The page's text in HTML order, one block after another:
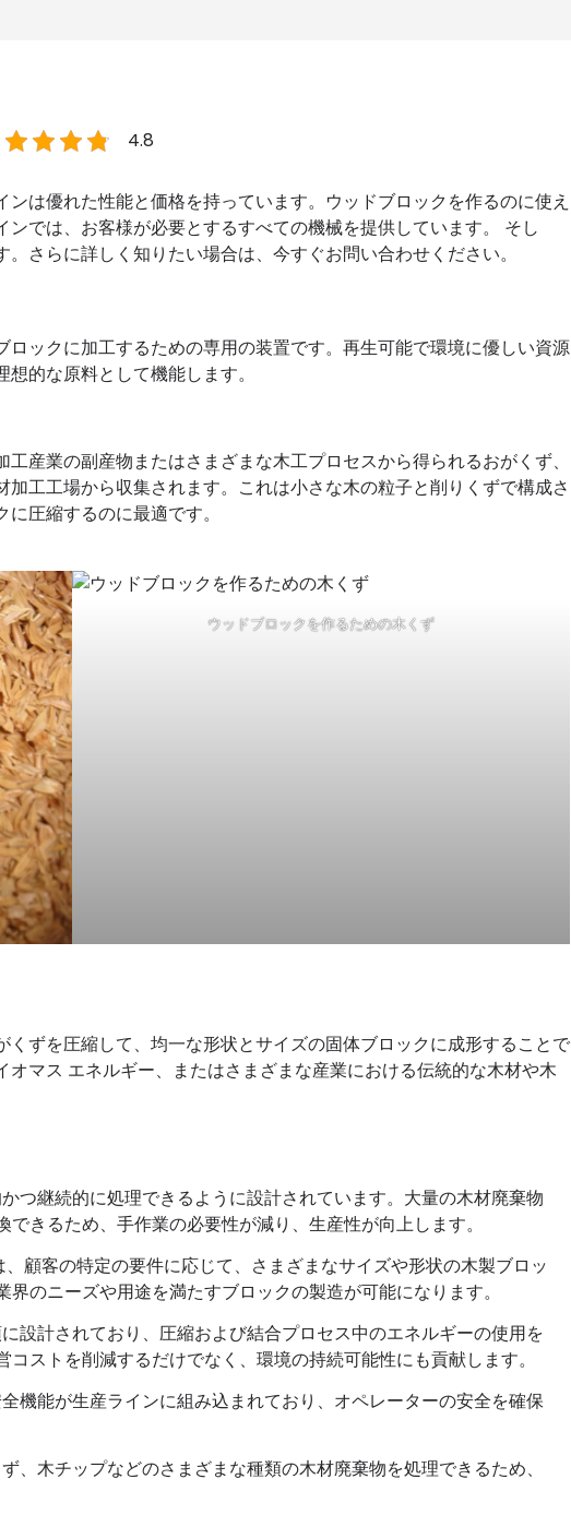
4.8
は優れた性能と価格を持っています。ウッドブロックを作るのに使え
では、お客様が必要とするすべての機械を提供しています。 そし
さらに詳しく知りたい場合は、今すぐお問い合わせください。
ックに加工するための専用の装置です。再生可能で環境に優しい資源
的な原料として機能します。
産業の副産物またはさまざまな木工プロセスから得られるおがくず、
工工場から収集されます。これは小さな木の粒子と削りくずで構成さ
圧縮するのに最適です。
ウッドブロックを作るための木くず
ずを圧縮して、均一な形状とサイズの固体ブロックに成形することで
マス エネルギー、またはさまざまな産業における伝統的な木材や木
つ継続的に処理できるように設計されています。大量の木材廃棄物
きるため、手作業の必要性が減り、生産性が向上します。
顧客の特定の要件に応じて、さまざまなサイズや形状の木製ブロッ
のニーズや用途を満たすブロックの製造が可能になります。
設計されており、圧縮および結合プロセス中のエネルギーの使用を
ストを削減するだけでなく、環境の持続可能性にも貢献します。
機能が生産ラインに組み込まれており、オペレーターの安全を確保
、木チップなどのさまざまな種類の木材廃棄物を処理できるため、